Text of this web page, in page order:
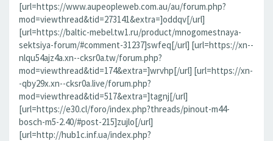
[url=https://www.aupeopleweb.com.au/au/forum.php?
mod=viewthread&tid=273141&extra=]oddqv[/url]
[url=https://baltic-mebel.tw1.ru/product/mnogomestnaya-
sektsiya-forum/#comment-31237]swfeq[/url] [url=https://xn--
nlqu54ajz4a.xn--cksr0a.tw/forum.php?
mod=viewthread&tid=174&extra=]wrvhp[/url] [url=https://xn-
-qby29x.xn--cksr0a.live/forum.php?
mod=viewthread&tid=517&extra=]tagnj[/url]
[url=https://e30.cl/foro/index.php?threads/pinout-m44-
bosch-m5-2.40/#post-215]zujlo[/url]
[url=http://hub1c.inf.ua/index.php?